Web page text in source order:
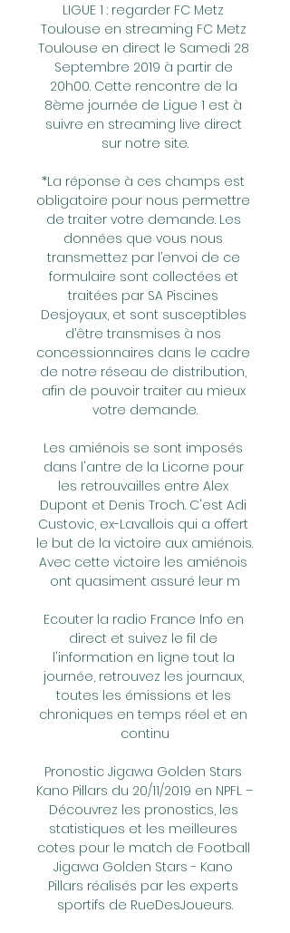
LIGUE 1 : regarder FC Metz
Toulouse en streaming FC Metz
Toulouse en direct le Samedi 28
Septembre 2019 à partir de
20h00. Cette rencontre de la
8ème journée de Ligue 1 est à
suivre en streaming live direct
sur notre site.
*La réponse à ces champs est
obligatoire pour nous permettre
de traiter votre demande. Les
données que vous nous
transmettez par l’envoi de ce
formulaire sont collectées et
traitées par SA Piscines
Desjoyaux, et sont susceptibles
d’être transmises à nos
concessionnaires dans le cadre
de notre réseau de distribution,
afin de pouvoir traiter au mieux
votre demande.
Les amiénois se sont imposés
dans l'antre de la Licorne pour
les retrouvailles entre Alex
Dupont et Denis Troch. C'est Adi
Custovic, ex-Lavallois qui a offert
le but de la victoire aux amiénois.
Avec cette victoire les amiénois
ont quasiment assuré leur m
Ecouter la radio France Info en
direct et suivez le fil de
l'information en ligne tout la
journée, retrouvez les journaux,
toutes les émissions et les
chroniques en temps réel et en
continu
Pronostic Jigawa Golden Stars
Kano Pillars du 20/11/2019 en NPFL –
Découvrez les pronostics, les
statistiques et les meilleures
cotes pour le match de Football
Jigawa Golden Stars - Kano
Pillars réalisés par les experts
sportifs de RueDesJoueurs.